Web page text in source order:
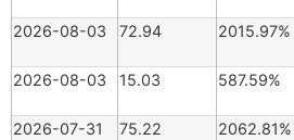
2026-08-03
72.94 2015.97%
2026-08-03
15.03 587.59%
2026-07-31
75.22 2062.81%